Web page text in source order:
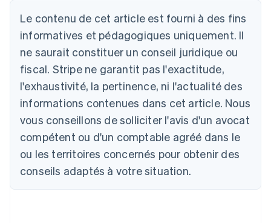
Le contenu de cet article est fourni à des fins
informatives et pédagogiques uniquement. Il
ne saurait constituer un conseil juridique ou
fiscal. Stripe ne garantit pas l'exactitude,
l'exhaustivité, la pertinence, ni l'actualité des
informations contenues dans cet article. Nous
vous conseillons de solliciter l'avis d'un avocat
compétent ou d'un comptable agréé dans le
ou les territoires concernés pour obtenir des
conseils adaptés à votre situation.
Allemagne
Deutsch
Australie
English
Autriche
Belgique
NederlandsFrançaisDeutschEnglish
Brésil
PortuguêsEnglish
Bulgarie
English
English Français
Chine continentale